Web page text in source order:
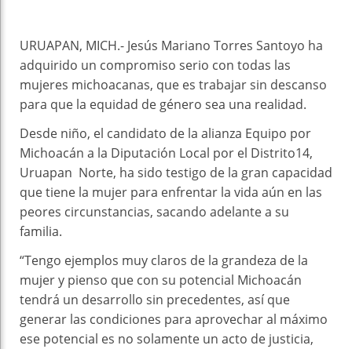
URUAPAN, MICH.- Jesús Mariano Torres Santoyo ha
adquirido un compromiso serio con todas las
mujeres michoacanas, que es trabajar sin descanso
para que la equidad de género sea una realidad.
Desde niño, el candidato de la alianza Equipo por
Michoacán a la Diputación Local por el Distrito14,
Uruapan Norte, ha sido testigo de la gran capacidad
que tiene la mujer para enfrentar la vida aún en las
peores circunstancias, sacando adelante a su
familia.
“Tengo ejemplos muy claros de la grandeza de la
mujer y pienso que con su potencial Michoacán
tendrá un desarrollo sin precedentes, así que
generar las condiciones para aprovechar al máximo
ese potencial es no solamente un acto de justicia,